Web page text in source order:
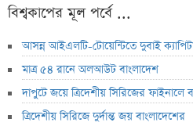
বিশ্বকাপের মূল পর্বে ...
আসন্ন আইএলটি-টোয়েন্টিতে দুবাই
মাত্র ৫৪ রানে অলআউট বাংলাদেশ
দাপুটে জয়ে ত্রিদেশীয় সিরিজের ফাইনালে
ত্রিদেশীয় সিরিজে দুর্দান্ত জয় বাংলাদেশের